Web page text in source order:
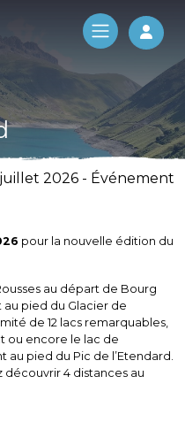
Log
2026 - Événement
pour la nouvelle édition du
au départ de Bourg
au pied du Glacier de
de 12 lacs remarquables,
ou encore le lac de
au pied du Pic de l’Etendard.
découvrir 4 distances au